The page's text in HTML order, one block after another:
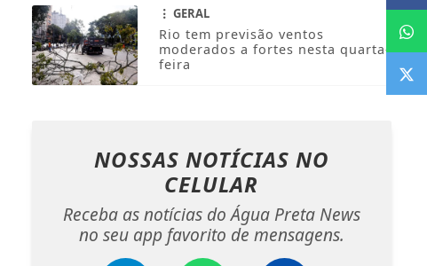
GERAL
Rio tem previsão ventos
moderados a fortes nesta quarta-
feira
NOSSAS NOTÍCIAS NO
CELULAR
Receba as notícias do Água Preta News
no seu app favorito de mensagens.